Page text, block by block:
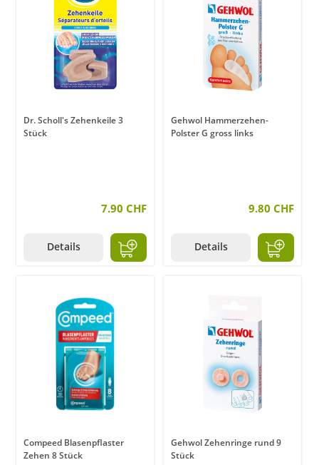
Dr. Scholl's Zehenkeile 3
Stück
7.90 CHF
Details
Gehwol Hammerzehen-
Polster G gross links
9.80 CHF
Details
Compeed Blasenpflaster
Zehen 8 Stück
Gehwol Zehenringe rund 9
Stück